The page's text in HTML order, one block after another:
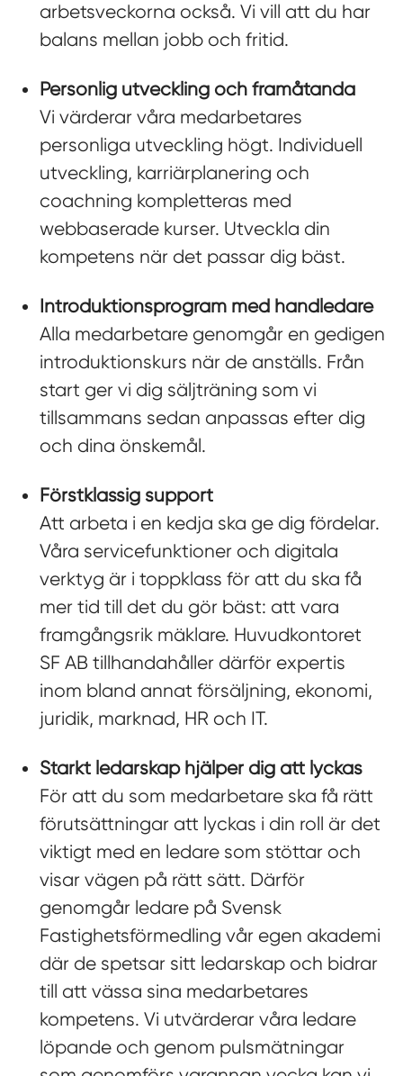
arbetsveckorna också. Vi vill att du har
balans mellan jobb och fritid.
Personlig utveckling och framåtanda
Vi värderar våra medarbetares
personliga utveckling högt. Individuell
utveckling, karriärplanering och
coachning kompletteras med
webbaserade kurser. Utveckla din
kompetens när det passar dig bäst.
Introduktionsprogram med handledare
Alla medarbetare genomgår en gedigen
introduktionskurs när de anställs. Från
start ger vi dig säljträning som vi
tillsammans sedan anpassas efter dig
och dina önskemål.
Förstklassig support
Att arbeta i en kedja ska ge dig fördelar.
Våra servicefunktioner och digitala
verktyg är i toppklass för att du ska få
mer tid till det du gör bäst: att vara
framgångsrik mäklare. Huvudkontoret
SF AB tillhandahåller därför expertis
inom bland annat försäljning, ekonomi,
juridik, marknad, HR och IT.
Starkt ledarskap hjälper dig att lyckas
För att du som medarbetare ska få rätt
förutsättningar att lyckas i din roll är det
viktigt med en ledare som stöttar och
visar vägen på rätt sätt. Därför
genomgår ledare på Svensk
Fastighetsförmedling vår egen akademi
där de spetsar sitt ledarskap och bidrar
till att vässa sina medarbetares
kompetens. Vi utvärderar våra ledare
löpande och genom pulsmätningar